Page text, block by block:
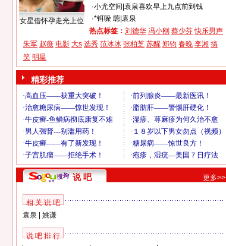
女星借怀孕走光上位
·小尤空间 袁泉喜欢早上九点前到钱
·*铒哚 聼| 袁泉
热点标签： 刘德华 冯小刚 蔡少芬 快乐男声
朱军 赵薇 电影 大s 选秀 范冰冰 张柏芝 苏醒 郑钧 春晚 李湘 搞
笑 明星
精彩推荐
说 吧 更多>>
相 关 说 吧
袁泉
姚谦
说 吧 排 行